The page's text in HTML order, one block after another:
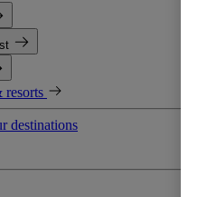
resorts
destinations